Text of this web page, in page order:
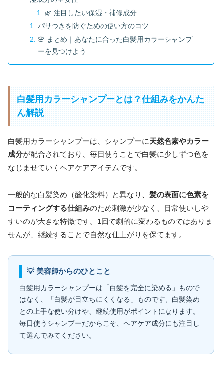
🌿 注目したい保湿・補修成分
パサつきを防ぐための使い方のコツ
🌸 まとめ｜あなたに合った白髪用カラーシャンプ
ーを見つけよう
白髪用カラーシャンプーとは？仕組みをかんた
ん解説
白髪用カラーシャンプーは、シャンプーに天然色素やカラー
成分が配合されており、毎日使うことで白髪に少しずつ色を
なじませていくヘアケアアイテムです。
一般的な白髪染め（酸化染料）と異なり、 髪の表面に色素を
コーティングする仕組みのため刺激が少なく、日常使いしや
すいのが大きな特徴です。1回で劇的に変わるものではありま
せんが、継続することで自然な仕上がりを保てます。
💡 美容師からのひとこと
白髪用カラーシャンプーは「白髪を完全に染める」もので
はなく、「白髪が目立ちにくくなる」ものです。白髪染め
との上手な使い分けや、継続使用がポイントになります。
毎日使うシャンプーだからこそ、ヘアケア成分にも注目し
て選んでみてください。